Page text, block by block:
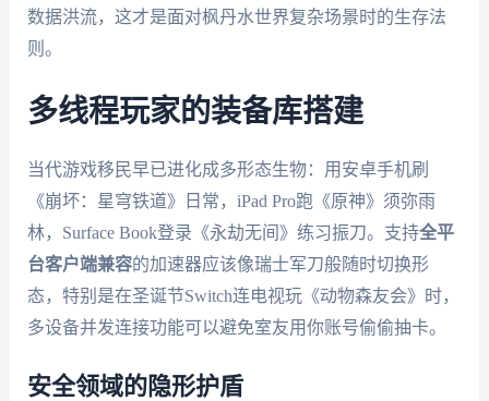
数据洪流，这才是面对枫丹水世界复杂场景时的生存法
则。
多线程玩家的装备库搭建
当代游戏移民早已进化成多形态生物：用安卓手机刷
《崩坏：星穹铁道》日常，iPad Pro跑《原神》须弥雨
林，Surface Book登录《永劫无间》练习振刀。支持全平
台客户端兼容的加速器应该像瑞士军刀般随时切换形
态，特别是在圣诞节Switch连电视玩《动物森友会》时，
多设备并发连接功能可以避免室友用你账号偷偷抽卡。
安全领域的隐形护盾